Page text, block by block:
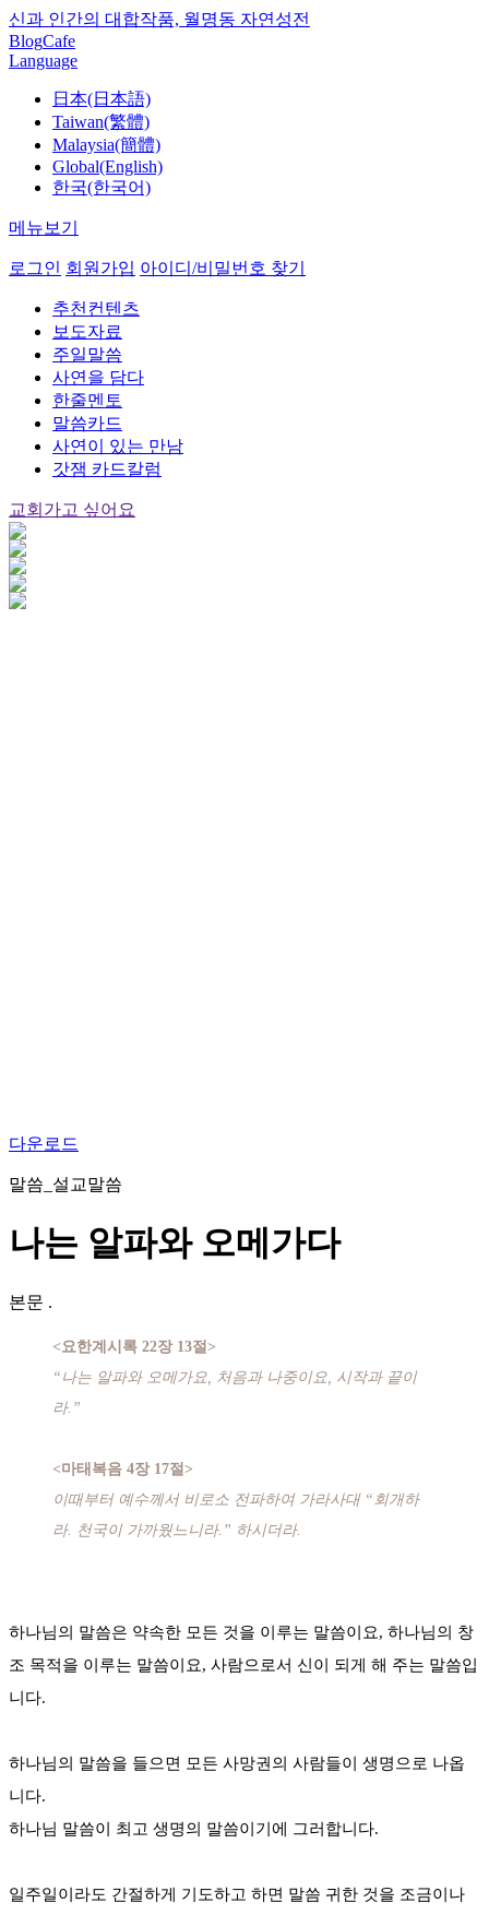
신과 인간의 대합작품, 월명동 자연성전
BlogCafe
Language
日本(日本語)
Taiwan(繁體)
Malaysia(簡體)
Global(English)
한국(한국어)
메뉴보기
로그인 회원가입 아이디/비밀번호 찾기
추천컨텐츠
보도자료
주일말씀
사연을 담다
한줄멘토
말씀카드
사연이 있는 만남
갓잼 카드칼럼
교회가고 싶어요
다운로드
말씀_설교말씀
나는 알파와 오메가다
본문 .
<요한계시록 22장 13절>
“나는 알파와 오메가요, 처음과 나중이요, 시작과 끝이
라.”
<마태복음 4장 17절>
이때부터 예수께서 비로소 전파하여 가라사대 “회개하
라. 천국이 가까웠느니라.” 하시더라.
하나님의 말씀은 약속한 모든 것을 이루는 말씀이요, 하나님의 창
조 목적을 이루는 말씀이요, 사람으로서 신이 되게 해 주는 말씀입
니다.
하나님의 말씀을 들으면 모든 사망권의 사람들이 생명으로 나옵
니다.
하나님 말씀이 최고 생명의 말씀이기에 그러합니다.
일주일이라도 간절하게 기도하고 하면 말씀 귀한 것을 조금이나